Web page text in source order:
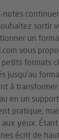
notes
sortir
un
vous
formats
jusqu’au
à
en un
pratique,
yeux.
écrit de